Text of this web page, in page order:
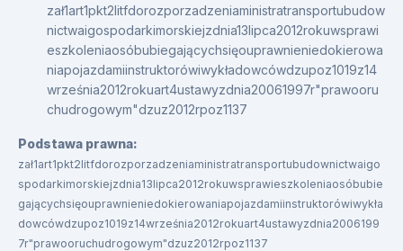
zał1art1pkt2litfdorozporzadzeniaministratransportubudow
nictwaigospodarkimorskiejzdnia13lipca2012rokuwsprawi
eszkoleniaosóbubiegającychsięouprawnieniedokierowa
niapojazdamiinstruktorówiwykładowcówdzupoz1019z14
września2012rokuart4ustawyzdnia20061997r"prawooru
chudrogowym"dzuz2012rpoz1137
Podstawa prawna:
zał1art1pkt2litfdorozporzadzeniaministratransportubudownictwaigo
spodarkimorskiejzdnia13lipca2012rokuwsprawieszkoleniaosóbubie
gającychsięouprawnieniedokierowaniapojazdamiinstruktorówiwykła
dowcówdzupoz1019z14września2012rokuart4ustawyzdnia2006199
7r"prawooruchudrogowym"dzuz2012rpoz1137